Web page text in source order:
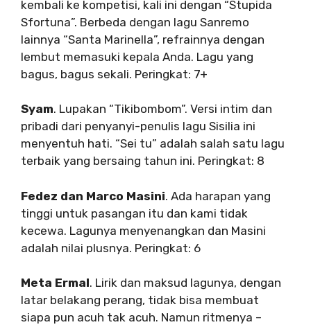
kembali ke kompetisi, kali ini dengan “Stupida
Sfortuna”. Berbeda dengan lagu Sanremo
lainnya “Santa Marinella”, refrainnya dengan
lembut memasuki kepala Anda. Lagu yang
bagus, bagus sekali. Peringkat: 7+
Syam. Lupakan “Tikibombom”. Versi intim dan
pribadi dari penyanyi-penulis lagu Sisilia ini
menyentuh hati. “Sei tu” adalah salah satu lagu
terbaik yang bersaing tahun ini. Peringkat: 8
Fedez dan Marco Masini. Ada harapan yang
tinggi untuk pasangan itu dan kami tidak
kecewa. Lagunya menyenangkan dan Masini
adalah nilai plusnya. Peringkat: 6
Meta Ermal. Lirik dan maksud lagunya, dengan
latar belakang perang, tidak bisa membuat
siapa pun acuh tak acuh. Namun ritmenya –